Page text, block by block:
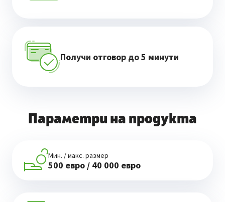
Получи отговор до 5 минути
Параметри на продукта
Мин. / макс. размер
500 евро / 40 000 евро